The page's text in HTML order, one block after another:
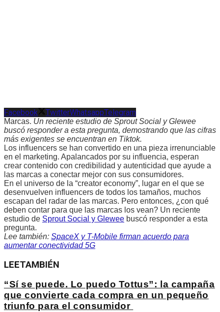
Facebook TwitterWhatsappTelegram
Marcas. Un reciente estudio de Sprout Social y Glewee
buscó responder a esta pregunta, demostrando que las cifras
más exigentes se encuentran en Tiktok.
Los influencers se han convertido en una pieza irrenunciable
en el marketing. Apalancados por su influencia, esperan
crear contenido con credibilidad y autenticidad que ayude a
las marcas a conectar mejor con sus consumidores.
En el universo de la “creator economy”, lugar en el que se
desenvuelven influencers de todos los tamaños, muchos
escapan del radar de las marcas. Pero entonces, ¿con qué
deben contar para que las marcas los vean? Un reciente
estudio de Sprout Social y Glewee buscó responder a esta
pregunta.
Lee también: SpaceX y T-Mobile firman acuerdo para
aumentar conectividad 5G
LEETAMBIÉN
“Sí se puede. Lo puedo Tottus”: la campaña
que convierte cada compra en un pequeño
triunfo para el consumidor